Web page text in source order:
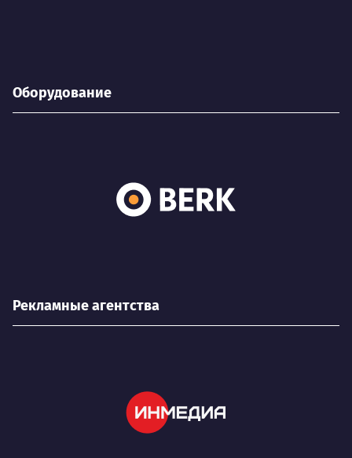
Оборудование
Рекламные агентства